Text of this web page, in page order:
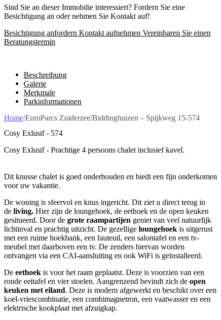
Sind Sie an dieser Immobilie interessiert? Fordern Sie eine
Besichtigung an oder nehmen Sie Kontakt auf!
Besichtigung anfordern Kontakt aufnehmen Vereinbaren Sie einen
Beratungstermin
Beschreibung
Galerie
Merkmale
Parkinformationen
Home/EuroParcs Zuiderzee/Biddinghuizen – Spijkweg 15-574
Cosy Exlusif - 574
Cosy Exlusif - Prachtige 4 persoons chalet inclusief kavel.
Dit knusse chalet is goed onderhouden en biedt een fijn onderkomen
voor uw vakantie.
De woning is sfeervol en knus ingericht. Dit ziet u direct terug in
de living. Hier zijn de loungehoek, de eethoek en de open keuken
gesitueerd. Door de grote raampartijen geniet van veel natuurlijk
lichtinval en prachtig uitzicht. De gezellige loungehoek is uitgerust
met een ruime hoekbank, een fauteuil, een salontafel en een tv-
meubel met daarboven een tv. De zenders hiervan worden
ontvangen via een CAI-aansluiting en ook WiFi is geïnstalleerd.
De eethoek is voor het raam geplaatst. Deze is voorzien van een
ronde eettafel en vier stoelen. Aangrenzend bevindt zich de open
keuken met eiland. Deze is modern afgewerkt en beschikt over een
koel-vriescombinatie, een combimagnetron, een vaatwasser en een
elektrische kookplaat met afzuigkap.